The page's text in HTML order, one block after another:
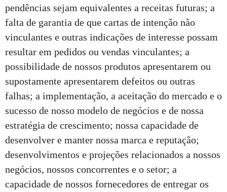
pendências sejam equivalentes a receitas futuras; a
falta de garantia de que cartas de intenção não
vinculantes e outras indicações de interesse possam
resultar em pedidos ou vendas vinculantes; a
possibilidade de nossos produtos apresentarem ou
supostamente apresentarem defeitos ou outras
falhas; a implementação, a aceitação do mercado e o
sucesso de nosso modelo de negócios e de nossa
estratégia de crescimento; nossa capacidade de
desenvolver e manter nossa marca e reputação;
desenvolvimentos e projeções relacionados a nossos
negócios, nossos concorrentes e o setor; a
capacidade de nossos fornecedores de entregar os